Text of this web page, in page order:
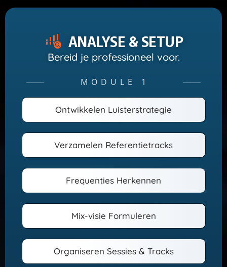
ANALYSE & SETUP
Bereid je professioneel voor.
───── MODULE 1 ─────
Ontwikkelen Luisterstrategie
Verzamelen Referentietracks
Frequenties Herkennen
Mix-visie Formuleren
Organiseren Sessies & Tracks